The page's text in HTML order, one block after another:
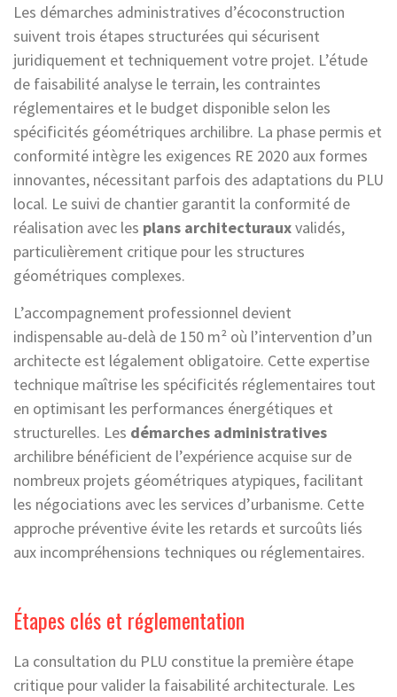
Les démarches administratives d’écoconstruction
suivent trois étapes structurées qui sécurisent
juridiquement et techniquement votre projet. L’étude
de faisabilité analyse le terrain, les contraintes
réglementaires et le budget disponible selon les
spécificités géométriques archilibre. La phase permis et
conformité intègre les exigences RE 2020 aux formes
innovantes, nécessitant parfois des adaptations du PLU
local. Le suivi de chantier garantit la conformité de
réalisation avec les plans architecturauxvalidés,
particulièrement critique pour les structures
géométriques complexes.
L’accompagnement professionnel devient
indispensable au-delà de 150 m² où l’intervention d’un
architecte est légalement obligatoire. Cette expertise
technique maîtrise les spécificités réglementaires tout
en optimisant les performances énergétiques et
structurelles. Les démarches administratives
archilibre bénéficient de l’expérience acquise sur de
nombreux projets géométriques atypiques, facilitant
les négociations avec les services d’urbanisme. Cette
approche préventive évite les retards et surcoûts liés
aux incompréhensions techniques ou réglementaires.
Étapes clés et réglementation
La consultation du PLU constitue la première étape
critique pour valider la faisabilité architecturale. Les